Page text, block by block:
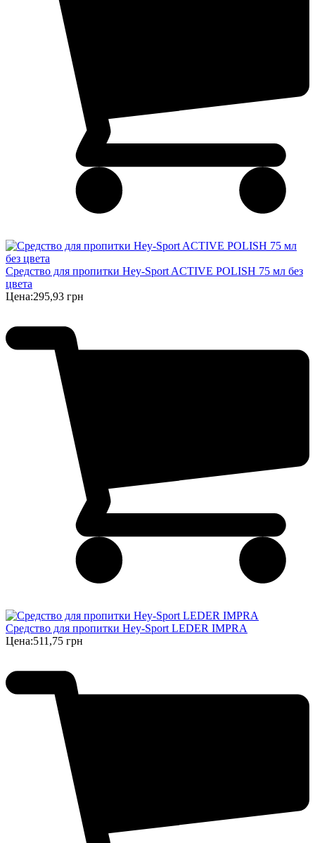
Средство для пропитки Hey-Sport ACTIVE POLISH 75 мл без
цвета
Цена:295,93 грн
Cредство для пропитки Hey-Sport LEDER IMPRA
Цена:511,75 грн